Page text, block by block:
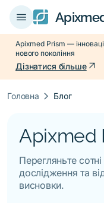
menu
Apixmed Prism —
нового покоління
Дізнатися більшеarrow_outward
Головна keyboard_arrow_right Блог
Apixmed
Перегляньте
дослідження та
висновки.